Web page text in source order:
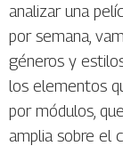
analizar una
por semana,
géneros y
los elementos
por módulos,
amplia sobre el